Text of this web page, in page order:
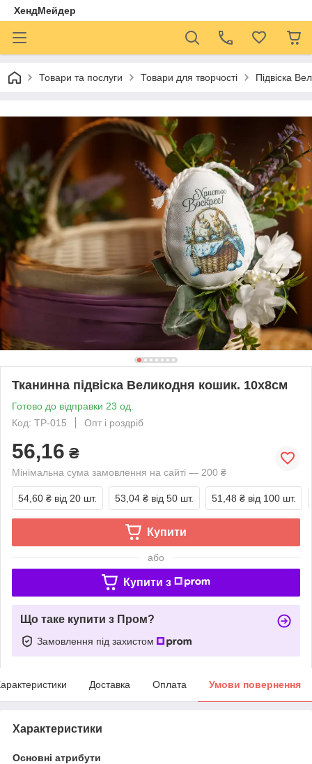
ХендМейдер
Товари та послуги Товари для творчості Підвіска
Тканинна підвіска Великодня кошик. 10х8см
Готово до відправки 23 од.
Код: TP-015
Опт і роздріб
56,16 ₴
Мінімальна сума замовлення на сайті — 200 ₴
54,60 ₴ від 20 шт. 53,04 ₴ від 50 шт. 51,48 ₴ від 100 шт.
Купити
або
Купити з
Що таке купити з Пром?
Замовлення під захистом
Доставка Оплата Умови повернення
Характеристики
Основні атрибути